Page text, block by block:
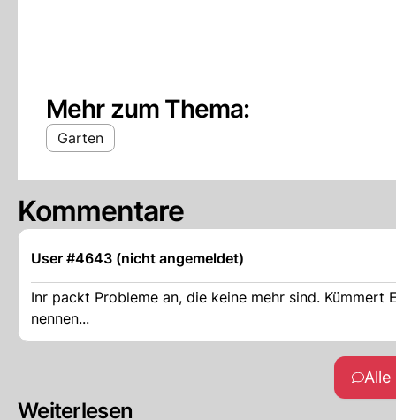
Mehr zum Thema:
Garten
Kommentare
User #4643 (nicht angemeldet)
Inr packt Probleme an, die keine mehr sind. Kümmert
nennen...
Weiterlesen